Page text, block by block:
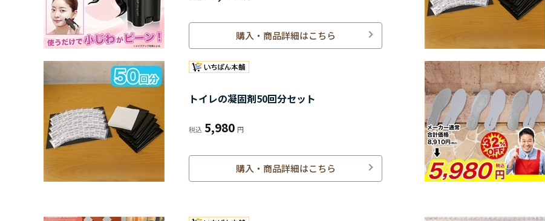
購入・商品詳細はこちら
トイレの凝固剤50回分セット
5,980
購入・商品詳細はこちら